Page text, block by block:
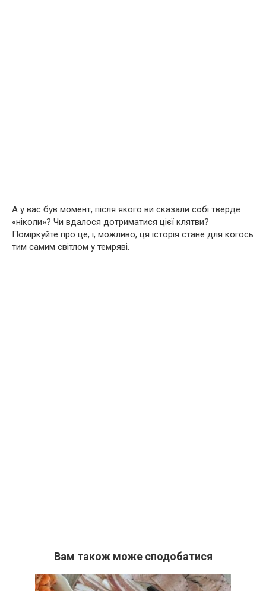
А у вас був момент, після якого ви сказали собі тверде
«ніколи»? Чи вдалося дотриматися цієї клятви?
Поміркуйте про це, і, можливо, ця історія стане для когось
тим самим світлом у темряві.
Вам також може сподобатися